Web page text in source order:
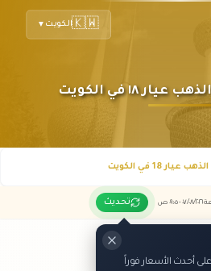
🇰🇼الكويت ▼
١٨ في الكويت
18 في الكويت
٠٧ /٠٨/٢٠٢٦ - ٠٩:٠٥ ص تحديث
أحدث الأسعار فوراً